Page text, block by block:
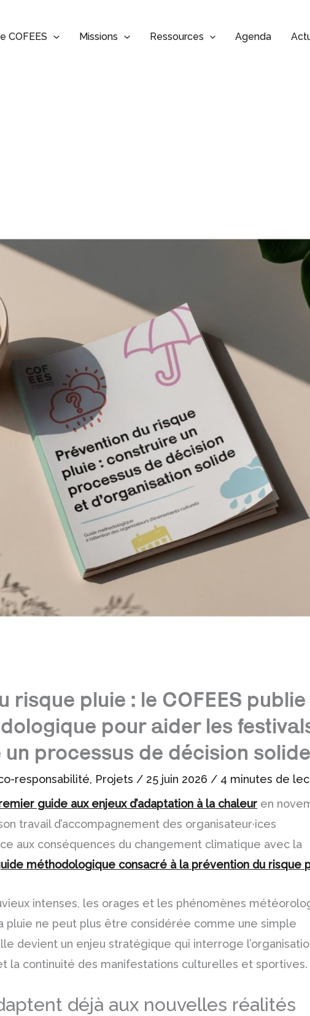
COFEES Missions Ressources Agenda
risque pluie : le COFEES publie
pour aider les
processus de décision solide
responsabilité, Projets / 25 juin 2026 / 4 minutes de
guide aux enjeux d’adaptation à la chaleur en
travail d’accompagnement des organisateur·ices
aux conséquences du changement climatique avec la
méthodologique consacré à la prévention du risque
intenses, les orages et les phénomènes
pluie ne peut plus être considérée comme une simple
devient un enjeu stratégique qui interroge
la continuité des manifestations culturelles et sportives.
déjà aux nouvelles réalités